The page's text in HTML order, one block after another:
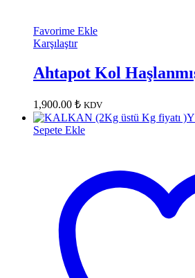
Favorime Ekle
Karşılaştır
Ahtapot Kol
1,900.00 ₺ KDV
Sepete Ekle